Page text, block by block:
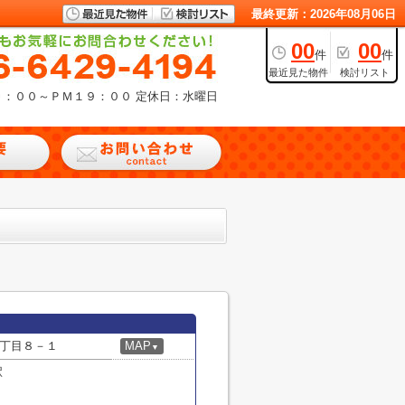
最終更新：2026年08月06日
00件
最近見た物件
00件
検討リスト
００～ＰＭ１９：００ 定休日：水曜日
目８－１ MAP ▼